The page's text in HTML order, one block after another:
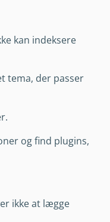
kan indeksere
tema, der passer
og find plugins,
ikke at lægge